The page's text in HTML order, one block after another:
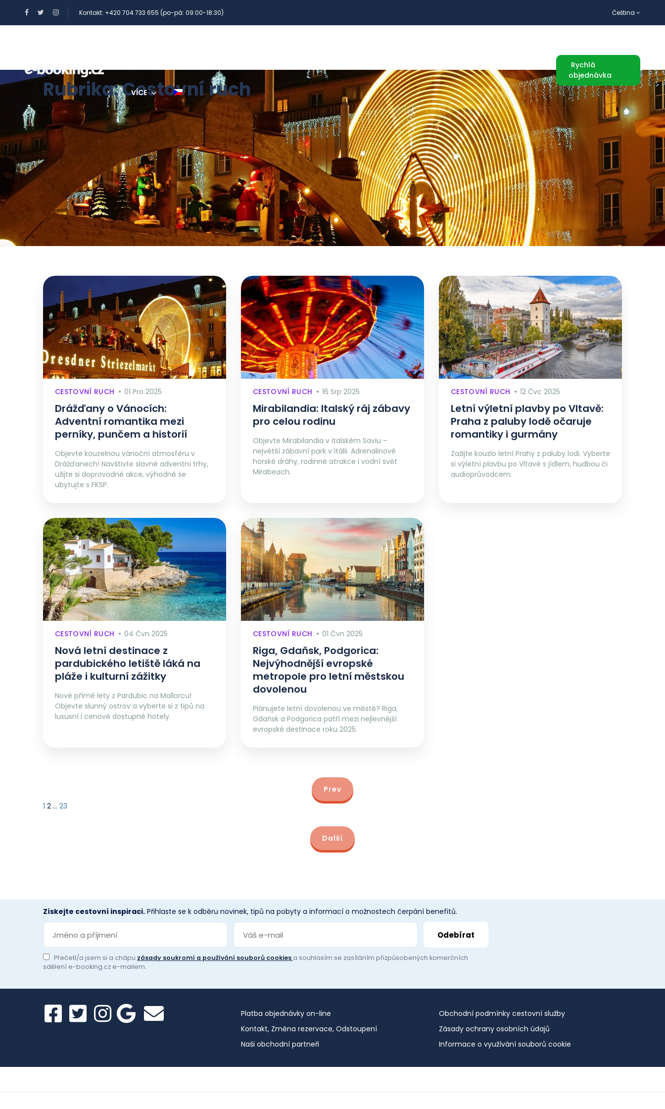
Kontakt: +420 704 733 655 (po-pá: 09:00-18:30) Čeština
VÍCE
Rychlá
objednávka
Rubrika:Cestovní ruch
CESTOVNÍ RUCH 01 Pro 2025
Drážďany o Vánocích:
Adventní romantika mezi
perníky, punčem a historií
Objevte kouzelnou vánoční atmosféru v
Drážďanech! Navštivte slavné adventní trhy,
užijte si doprovodné akce, výhodně se
ubytujte s FKSP.
CESTOVNÍ RUCH 16 Srp 2025
Mirabilandia: Italský ráj zábavy
pro celou rodinu
Objevte Mirabilandia v italském Saviu –
největší zábavní park v Itálii. Adrenalinové
horské dráhy, rodinné atrakce i vodní svět
Mirabeach.
CESTOVNÍ RUCH 12 Čvc 2025
Letní výletní plavby po Vltavě:
Praha z paluby lodě očaruje
romantiky i gurmány
Zažijte kouzlo letní Prahy z paluby lodi. Vyberte
si výletní plavbu po Vltavě s jídlem, hudbou či
audioprůvodcem.
CESTOVNÍ RUCH 04 Čvn 2025
Nová letní destinace z
pardubického letiště láká na
pláže i kulturní zážitky
Nové přímé lety z Pardubic na Mallorcu!
Objevte slunný ostrov a vyberte si z tipů na
luxusní i cenově dostupné hotely.
CESTOVNÍ RUCH 01 Čvn 2025
Riga, Gdaňsk, Podgorica:
Nejvýhodnější evropské
metropole pro letní městskou
dovolenou
Plánujete letní dovolenou ve městě? Riga,
Gdaňsk a Podgorica patří mezi nejlevnější
evropské destinace roku 2025.
Prev
1 2 … 23
Další
Získejte cestovní inspiraci. Přihlaste se k odběru novinek, tipů na pobyty a informací o možnostech čerpání benefitů.
Přečetl/a jsem si a chápu zásady soukromí a používání souborů cookies a souhlasím se zasíláním přizpůsobených komerčních
sdělení e-booking.cz e-mailem.
Platba objednávky on-line
Kontakt, Změna rezervace, Odstoupení
Naši obchodní partneři
Obchodní podmínky cestovní služby
Zásady ochrany osobních údajů
Informace o využívání souborů cookie